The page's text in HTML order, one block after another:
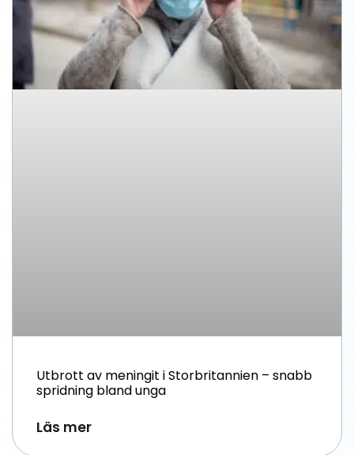
Utbrott av meningit i Storbritannien – snabb
spridning bland unga
Läs mer